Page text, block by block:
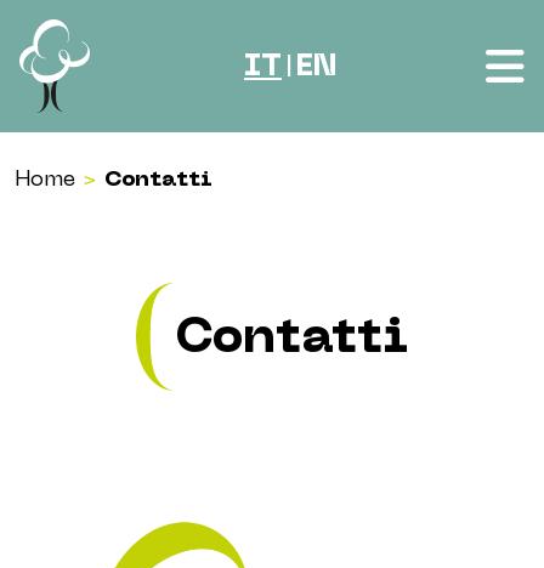
Vai al contenuto
IT EN
Home > Contatti
Contatti